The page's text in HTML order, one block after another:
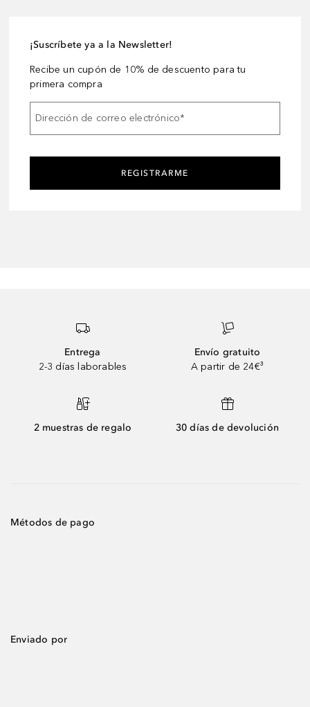
¡Suscríbete ya a la Newsletter!
Recibe un cupón de 10% de descuento para tu
primera compra
Dirección de correo electrónico*
REGISTRARME
Entrega
2-3 días laborables
Envío gratuito
A partir de 24€³
2 muestras de regalo 30 días de devolución
Métodos de pago
Enviado por